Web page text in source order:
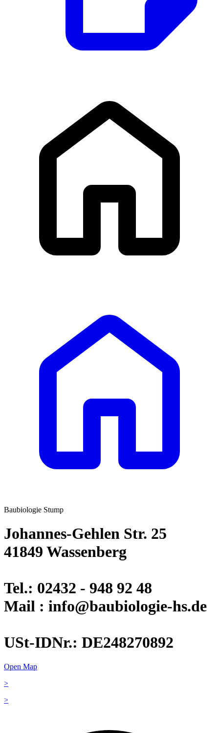
Baubiologie Stump
Johannes-Gehlen Str. 25
41849 Wassenberg
Tel.: 02432 - 948 92 48
Mail : info@baubiologie-hs.de
USt-IDNr.: DE248270892
Open Map
>
>